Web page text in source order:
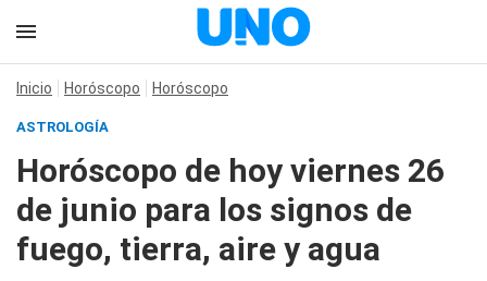
Inicio Horóscopo Horóscopo
ASTROLOGÍA
Horóscopo de hoy viernes 26
de junio para los signos de
fuego, tierra, aire y agua